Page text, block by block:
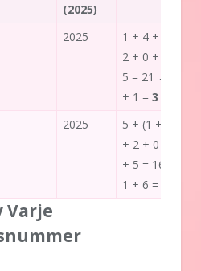
(2025)
2025
1 + 4 + 7 +
2 + 0 + 2 +
5 = 21 → 2
+ 1 = 3
2025
5 + (1 + 1)
+ 2 + 0 + 2
+ 5 = 16 →
1 + 6 =
Varje